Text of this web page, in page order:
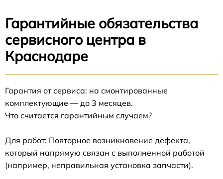
Гарантийные обязательства
сервисного центра в
Краснодаре
Гарантия от сервиса: на смонтированные
комплектующие — до 3 месяцев.
Что считается гарантийным случаем?
Для работ: Повторное возникновение дефекта,
который напрямую связан с выполненной работой
(например, неправильная установка запчасти).